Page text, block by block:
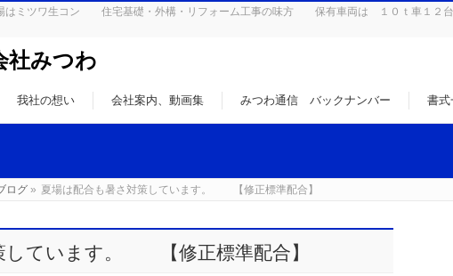
場はミツワ生コン 住宅基礎・外構・リフォーム工事の味方 保有車両は １０ｔ車１
社みつわ
我社の想い 会社案内、動画集 みつわ通信 バックナンバー 書式
ログ » 夏場は配合も暑さ対策しています。 【修正標準配合】
しています。 【修正標準配合】